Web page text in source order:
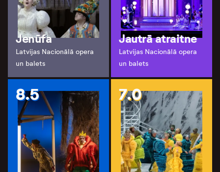
Jenūfa
Latvijas Nacionālā opera
un balets
Jautrā atraitne
Latvijas Nacionālā opera
un balets
8.5 7.0